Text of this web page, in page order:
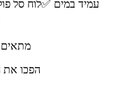
עמיד במים ✅לוח סל
מתאים
הפכו את